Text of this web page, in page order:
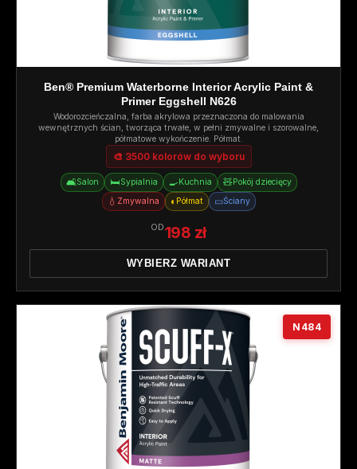
Ben® Premium Waterborne Interior Acrylic Paint &
Primer Eggshell N626
Wodorozcieńczalna, farba akrylowa przeznaczona do malowania
wewnętrznych ścian, tworząca trwałe, w pełni zmywalne i szorowalne,
półmatowe wykończenie. Półmat.
🎨 3500 kolorów do wyboru
🛋️Salon 🛏️Sypialnia 🍳Kuchnia 🧸Pokój dziecięcy
💧 Zmywalna ◐ Półmat ▭Ściany
OD198 zł
WYBIERZ WARIANT
N484